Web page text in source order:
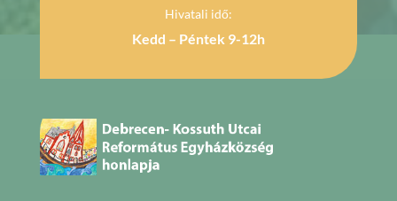
Hivatali idő:
Kedd – Péntek 9-12h